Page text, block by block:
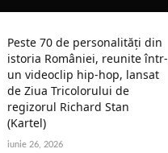
Peste 70 de personalități din
istoria României, reunite într-
un videoclip hip-hop, lansat
de Ziua Tricolorului de
regizorul Richard Stan
(Kartel)
iunie 26, 2026